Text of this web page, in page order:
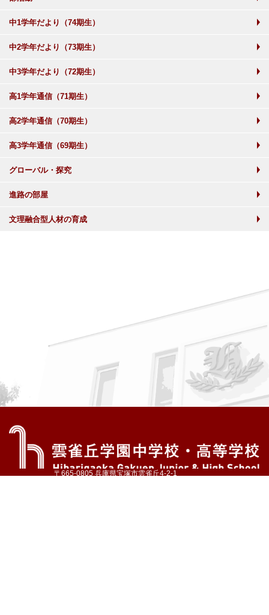
中1学年だより（74期生）
中2学年だより（73期生）
中3学年だより（72期生）
高1学年通信（71期生）
高2学年通信（70期生）
高3学年通信（69期生）
グローバル・探究
進路の部屋
文理融合型人材の育成
〒665-0805 兵庫県宝塚市雲雀丘4-2-1